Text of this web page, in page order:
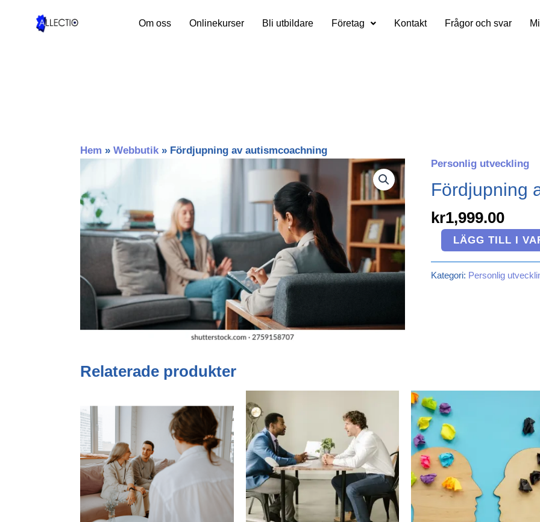
Om oss Onlinekurser Bli utbildare Företag Kontakt Frågor och svar
Hem »Webbutik » Fördjupning av autismcoachning
Personlig utveckling
Fördjupning
kr1,999.00
Fördjupning
av
autismcoachning
mängd
LÄGG TILL I
Kategori: Personlig
Relaterade produkter